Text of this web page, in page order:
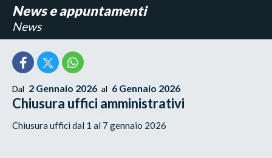
News e appuntamenti
News
Dal 2 Gennaio 2026 al 6 Gennaio 2026
Chiusura uffici amministrativi
Chiusura uffici dal 1 al 7 gennaio 2026